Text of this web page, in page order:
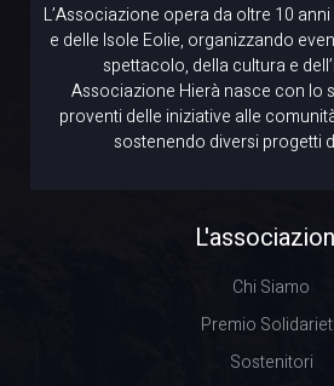
L’Associazione opera da oltre 10
e delle Isole Eolie, organizzando
spettacolo, della cultura e
Associazione Hierà nasce con lo
proventi delle iniziative alle
sostenendo diversi progetti
Chi Siamo
Premio
Sostenitori